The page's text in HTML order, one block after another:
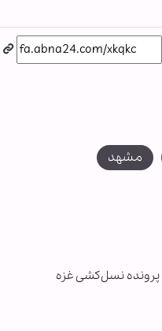
مشهد
پرونده نسل‌کشی غزه